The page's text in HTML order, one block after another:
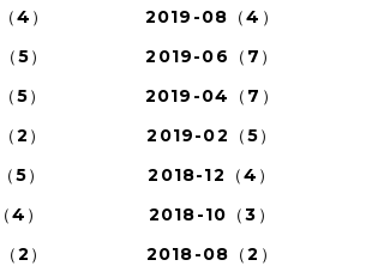
4）
2019-08（4）
5）
2019-06（7）
5）
2019-04（7）
2）
2019-02（5）
5）
2018-12（4）
4）
2018-10（3）
2）
2018-08（2）